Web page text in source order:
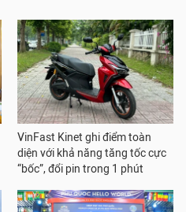
VinFast Kinet ghi điểm toàn
diện với khả năng tăng tốc cực
“bốc”, đổi pin trong 1 phút